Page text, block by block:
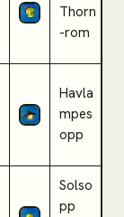
Thorn
-rom
Havla
mpes
opp
Solso
pp